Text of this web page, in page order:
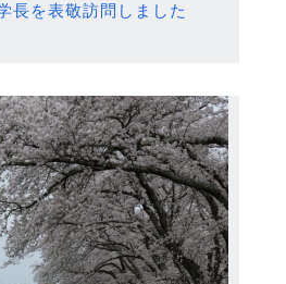
長を表敬訪問しました